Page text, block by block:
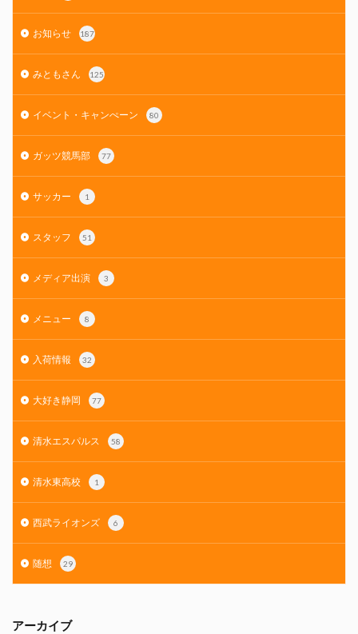
お知らせ 187
みともさん 125
イベント・キャンぺーン 80
ガッツ競馬部 77
サッカー 1
スタッフ 51
メディア出演 3
メニュー 8
入荷情報 32
大好き静岡 77
清水エスパルス 58
清水東高校 1
西武ライオンズ 6
随想 29
アーカイブ